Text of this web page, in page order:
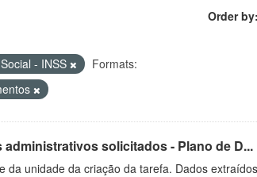
Order by
- INSS
Formats:
solicitados - Plano de D...
da unidade da criação da tarefa. Dados